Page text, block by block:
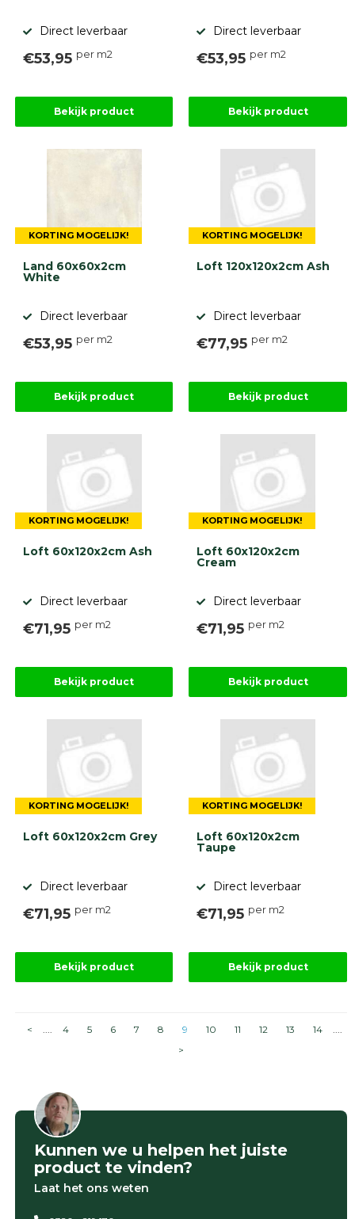
Direct leverbaar
€53,95 per m2
Bekijk product
Direct leverbaar
€53,95 per m2
Bekijk product
KORTING MOGELIJK!
Land 60x60x2cm
White
Direct leverbaar
€53,95 per m2
Bekijk product
KORTING MOGELIJK!
Loft 120x120x2cm Ash
Direct leverbaar
€77,95 per m2
Bekijk product
KORTING MOGELIJK!
Loft 60x120x2cm Ash
Direct leverbaar
€71,95 per m2
Bekijk product
KORTING MOGELIJK!
Loft 60x120x2cm
Cream
Direct leverbaar
€71,95 per m2
Bekijk product
KORTING MOGELIJK!
Loft 60x120x2cm Grey
Direct leverbaar
€71,95 per m2
Bekijk product
KORTING MOGELIJK!
Loft 60x120x2cm
Taupe
Direct leverbaar
€71,95 per m2
Bekijk product
< .... 4 5 6 7 8 9 10 11 12 13 14
....
>
Kunnen we u helpen het juiste
product te vinden?
Laat het ons weten